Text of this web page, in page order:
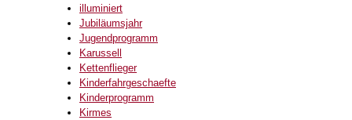
illuminiert
Jubiläumsjahr
Jugendprogramm
Karussell
Kettenflieger
Kinderfahrgeschaefte
Kinderprogramm
Kirmes